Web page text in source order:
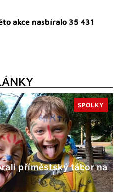
akce nasbíralo 35 431
příměstský tábor na
SPOLKY